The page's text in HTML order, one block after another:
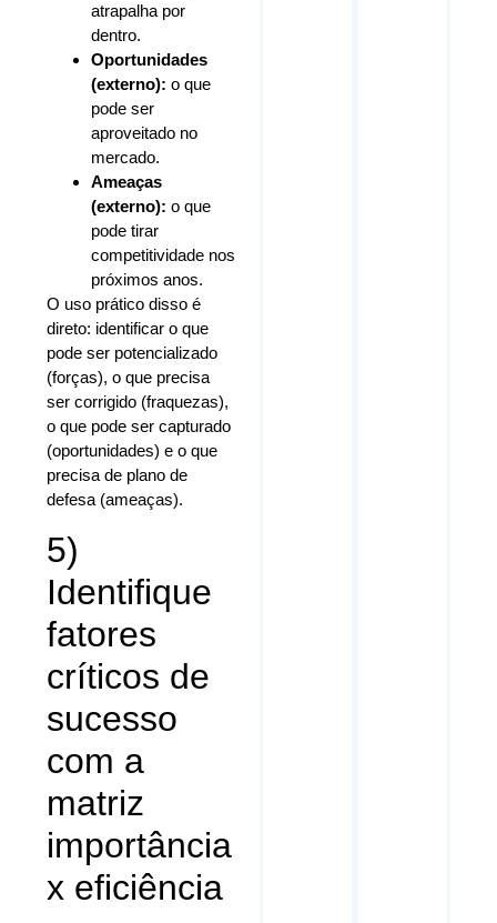
atrapalha por
dentro.
Oportunidades
(externo): o que
pode ser
aproveitado no
mercado.
Ameaças
(externo): o que
pode tirar
competitividade nos
próximos anos.
O uso prático disso é
direto: identificar o que
pode ser potencializado
(forças), o que precisa
ser corrigido (fraquezas),
o que pode ser capturado
(oportunidades) e o que
precisa de plano de
defesa (ameaças).
5)
Identifique
fatores
críticos de
sucesso
com a
matriz
importância
x eficiência